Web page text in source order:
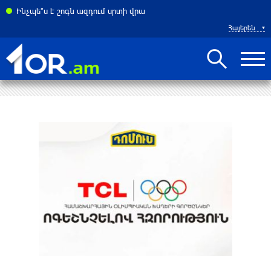
Ինչպե՞ս է շոգն ազդում սրտի վրա
Հայերեն